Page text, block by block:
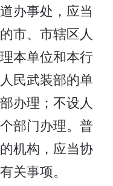
办事处，应当
市、市辖区人
本单位和本行
民武装部的单
办理；不设人
部门办理。普
机构，应当协
关事项。